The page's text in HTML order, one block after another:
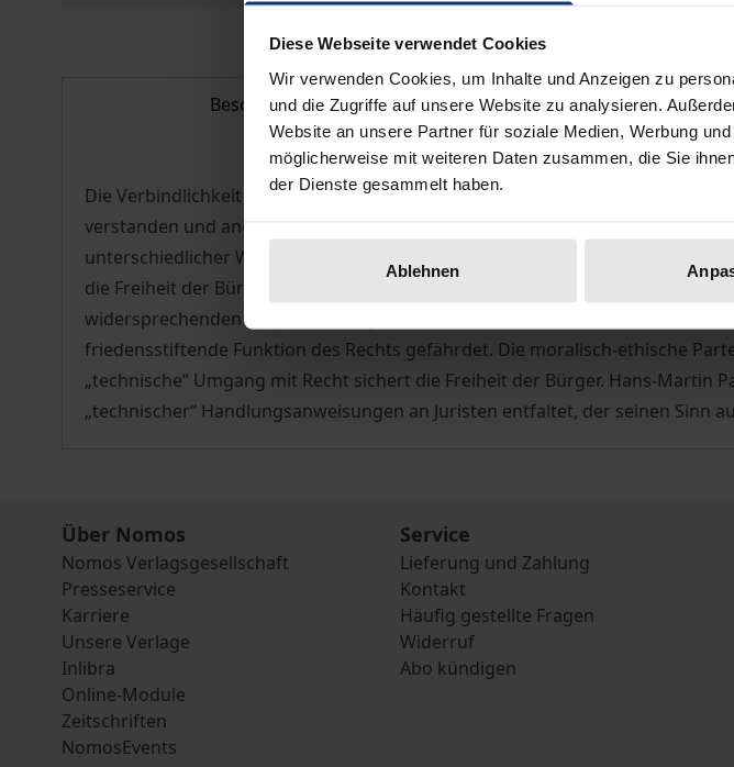
Diese Webseite verwendet Cookies
Wir verwenden Cookies, um Inhalte und Anzeigen zu
und die Zugriffe auf unsere Website zu analysieren.
Website an unsere Partner für soziale Medien, Werbung
möglicherweise mit weiteren Daten zusammen, die Sie
der Dienste gesammelt haben.
Ablehnen
Beschreibung
Die Verbindlichkeit des Rechts läßt sich nicht mehr daraus herleiten, daß
verstanden und angewendet wird. Im Staat der Glaubens- und
unterschiedlicher Weltanschauungen sein, weil es gegenüber Moral und
die Freiheit der Bürger verwirklicht – wenn Bürger miteinander unter der
widersprechenden Weltauffassungen verpflichtet sind. Hans-Martin
friedensstiftende Funktion des Rechts gefährdet. Die moralisch-ethische
„technische“ Umgang mit Recht sichert die Freiheit der Bürger. Hans-
„technischer“ Handlungsanweisungen an Juristen entfaltet, der seinen Sinn
Über Nomos
Nomos Verlagsgesellschaft
Presseservice
Karriere
Unsere Verlage
Inlibra
Online-Module
Zeitschriften
NomosEvents
Service
Lieferung und Zahlung
Kontakt
Häufig gestellte Fragen
Widerruf
Abo kündigen